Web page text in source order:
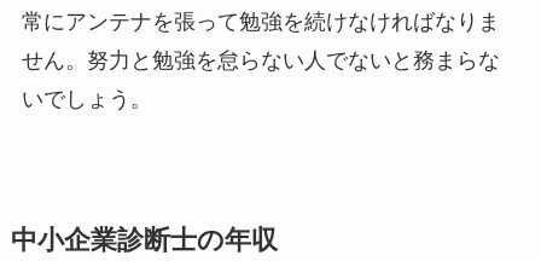
常にアンテナを張って勉強を続けなければなりま
せん。努力と勉強を怠らない人でないと務まらな
いでしょう。
中小企業診断士の年収